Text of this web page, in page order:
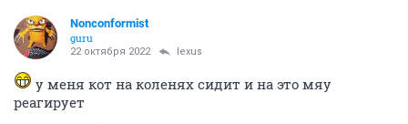
Nonconformist
guru
22 октября 2022 lexus
у меня кот на коленях сидит и на это мяу
реагирует